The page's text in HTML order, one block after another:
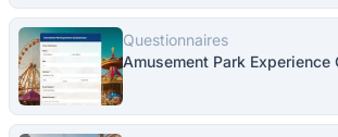
Questionnaires
Amusement Park Experience